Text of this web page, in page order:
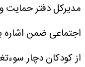
مدیرکل دفتر حمایت
اجتماعی ضمن